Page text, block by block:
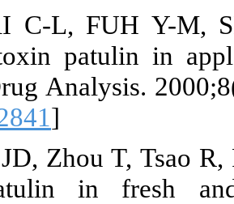
4. LAI C-L, FUH
mycotoxin patulin
and Drug Analysis.
6614.2841
5. Ioi JD, Zhou T,
of patulin in